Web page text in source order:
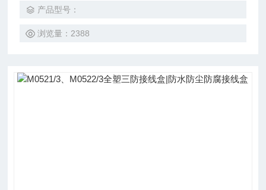
FXJ-G防水防尘防腐接线箱不锈钢外壳采用306不锈钢,通过模
具落料、成型工艺加工而成，表面镜面抛光
产品型号：
浏览量：2388